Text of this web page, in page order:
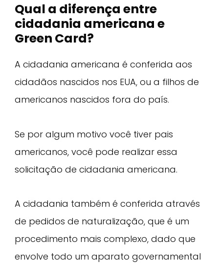
Qual a diferença entre
cidadania americana e
Green Card?
A cidadania americana é conferida aos
cidadãos nascidos nos EUA, ou a filhos de
americanos nascidos fora do país.
Se por algum motivo você tiver pais
americanos, você pode realizar essa
solicitação de cidadania americana.
A cidadania também é conferida através
de pedidos de naturalização, que é um
procedimento mais complexo, dado que
envolve todo um aparato governamental